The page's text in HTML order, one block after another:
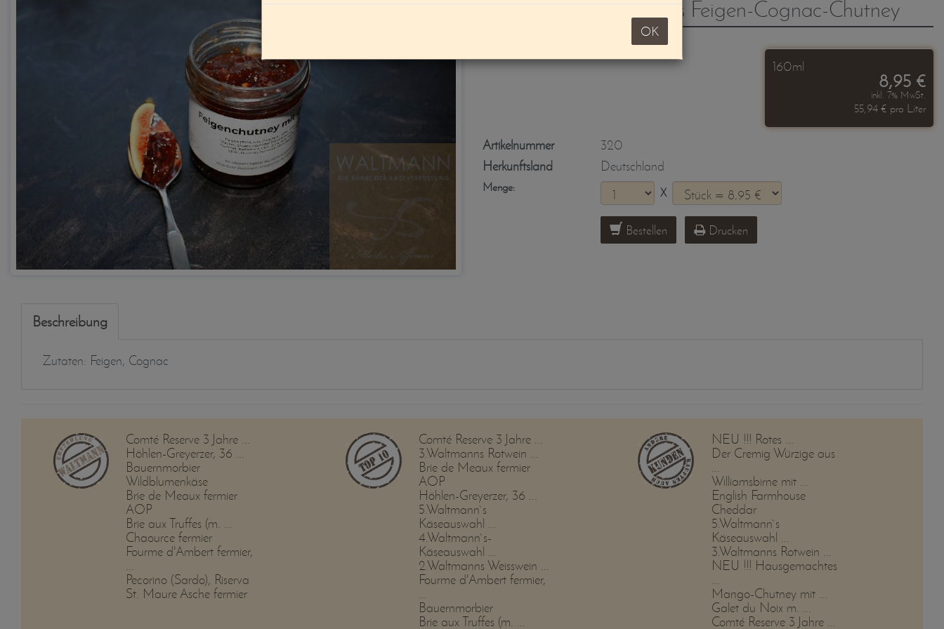
OK
NEU: Hausgemachtes Feigen-Cognac-Chutney
160ml
8,95 €
inkl. 7% MwSt.
55,94 € pro Liter
Artikelnummer
320
Herkunftsland
Deutschland
Menge: X
Bestellen Drucken
Beschreibung
Zutaten: Feigen, Cognac
Comté Reserve 3 Jahre ...
Höhlen-Greyerzer, 36 ...
Bauernmorbier
Wildblumenkäse
Brie de Meaux fermier
AOP
Brie aux Truffes (m. ...
Chaource fermier
Fourme d'Ambert fermier,
...
Pecorino (Sardo), Riserva
St. Maure Asche fermier
Comté Reserve 3 Jahre ...
3.Waltmanns Rotwein ...
Brie de Meaux fermier
AOP
Höhlen-Greyerzer, 36 ...
5.Waltmann`s
Käseauswahl ...
4.Waltmann`s-
Käseauswahl ...
2.Waltmanns Weisswein ...
Fourme d'Ambert fermier,
...
Bauernmorbier
Brie aux Truffes (m. ...
NEU !!! Rotes ...
Der Cremig Würzige aus
...
Williamsbirne mit ...
English Farmhouse
Cheddar
5.Waltmann`s
Käseauswahl ...
3.Waltmanns Rotwein ...
NEU !!! Hausgemachtes
...
Mango-Chutney mit ...
Galet du Noix m. ...
Comté Reserve 3 Jahre ...